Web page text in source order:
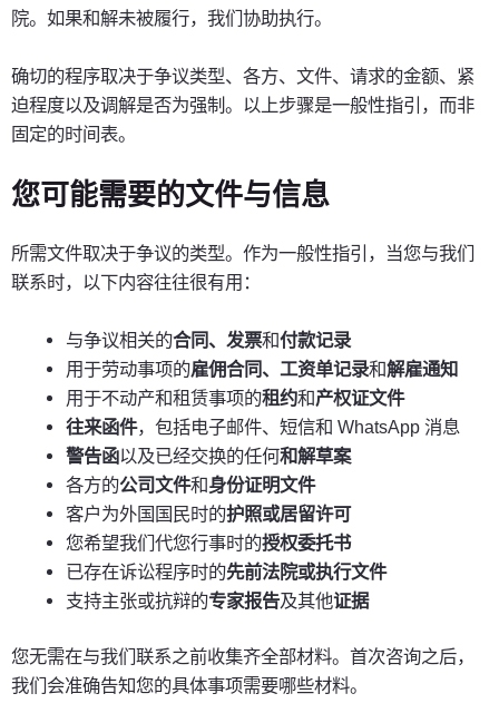
院。如果和解未被履行，我们协助执行。
确切的程序取决于争议类型、各方、文件、请求的金额、紧
迫程度以及调解是否为强制。以上步骤是一般性指引，而非
固定的时间表。
您可能需要的文件与信息
所需文件取决于争议的类型。作为一般性指引，当您与我们
联系时，以下内容往往很有用：
与争议相关的合同、发票和付款记录
用于劳动事项的雇佣合同、工资单记录和解雇通知
用于不动产和租赁事项的租约和产权证文件
往来函件，包括电子邮件、短信和 WhatsApp 消息
警告函以及已经交换的任何和解草案
各方的公司文件和身份证明文件
客户为外国国民时的护照或居留许可
您希望我们代您行事时的授权委托书
已存在诉讼程序时的先前法院或执行文件
支持主张或抗辩的专家报告及其他证据
您无需在与我们联系之前收集齐全部材料。首次咨询之后，
我们会准确告知您的具体事项需要哪些材料。